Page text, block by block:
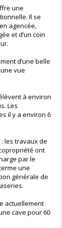
une
Il se
agencée,
et d’un coin
d’une belle
vue
à environ
Les
il y a environ 6
les travaux de
ont
par le
une
générale de
actuellement
cave pour 60